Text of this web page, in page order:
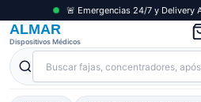
🚨 Emergencias 24/7 y Delivery
ALMAR
Dispositivos Médicos